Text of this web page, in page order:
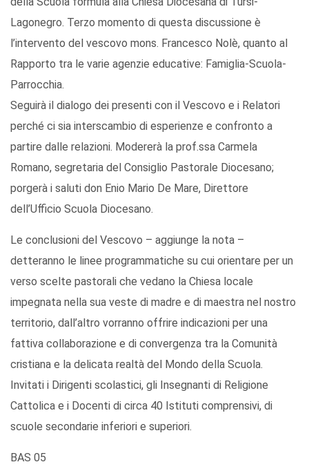
Lagonegro. Terzo momento di questa discussione è
l’intervento del vescovo mons. Francesco Nolè, quanto al
Rapporto tra le varie agenzie educative: Famiglia-Scuola-
Parrocchia.
Seguirà il dialogo dei presenti con il Vescovo e i Relatori
perché ci sia interscambio di esperienze e confronto a
partire dalle relazioni. Modererà la prof.ssa Carmela
Romano, segretaria del Consiglio Pastorale Diocesano;
porgerà i saluti don Enio Mario De Mare, Direttore
dell’Ufficio Scuola Diocesano.
Le conclusioni del Vescovo – aggiunge la nota –
detteranno le linee programmatiche su cui orientare per un
verso scelte pastorali che vedano la Chiesa locale
impegnata nella sua veste di madre e di maestra nel nostro
territorio, dall’altro vorranno offrire indicazioni per una
fattiva collaborazione e di convergenza tra la Comunità
cristiana e la delicata realtà del Mondo della Scuola.
Invitati i Dirigenti scolastici, gli Insegnanti di Religione
Cattolica e i Docenti di circa 40 Istituti comprensivi, di
scuole secondarie inferiori e superiori.
BAS 05